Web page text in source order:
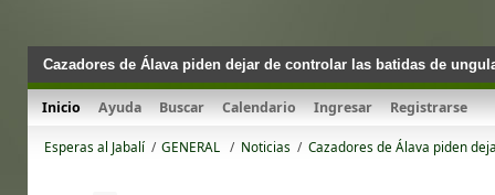
Cazadores de Álava piden dejar de controlar las batidas de
Inicio Ayuda Buscar Calendario Ingresar Registrarse
Esperas al Jabalí/ GENERAL / Noticias / Cazadores de Álava piden